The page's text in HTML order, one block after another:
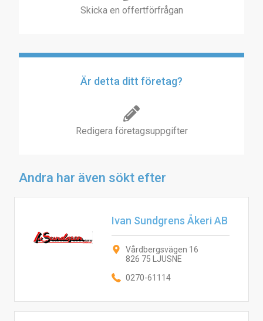
Skicka en offertförfrågan
Är detta ditt företag?
Redigera företagsuppgifter
Andra har även sökt efter
Ivan Sundgrens Åkeri AB
Vårdbergsvägen 16
826 75 LJUSNE
0270-61114